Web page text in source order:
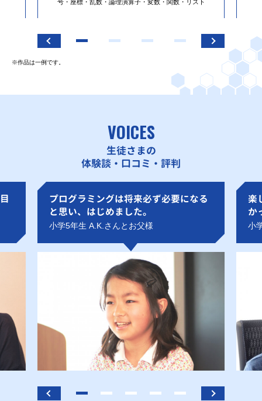
号・座標・乱数・論理演算子・変数・関数・リスト
※作品は一例です。
VOICES
生徒さまの
体験談・口コミ・評判
プログラミングは将来必ず必要になる
と思い、はじめました。
小学5年生 A.K.さんとお父様
楽
か
小